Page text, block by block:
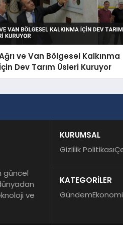
ve Van Bölgesel Kalkınma
İçin Dev Tarım Üsleri Kuruyor
güncel
ve
KURUMSAL
Gizlilik Politikası
KATEGORİLER
GündemEkonomi